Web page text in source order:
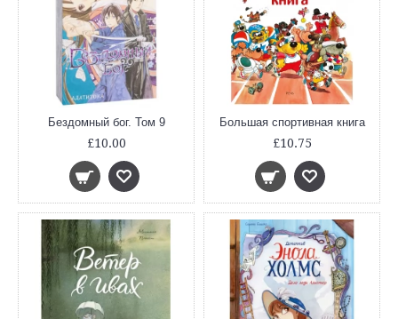
Бездомный бог. Том 9
£10.00
Большая спортивная книга
£10.75